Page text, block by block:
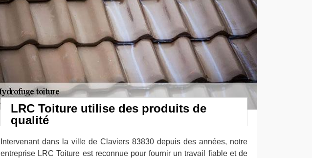
LRC Toiture utilise des produits de
qualité
Intervenant dans la ville de Claviers 83830 depuis des années, notre
entreprise LRC Toiture est reconnue pour fournir un travail fiable et de